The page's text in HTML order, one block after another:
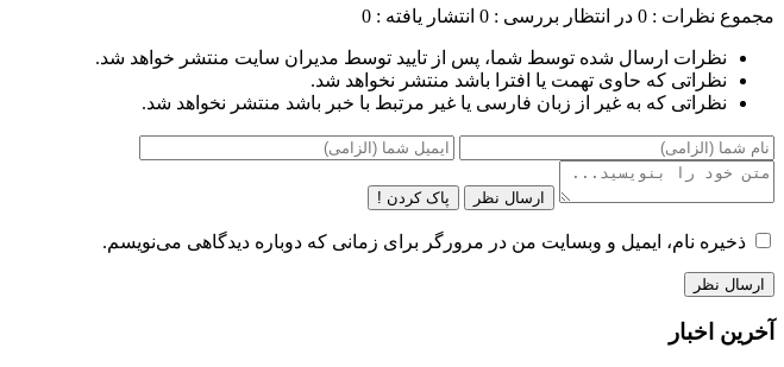
مجموع نظرات : 0 در انتظار بررسی : 0 انتشار یافته : 0
نظرات ارسال شده توسط شما، پس از تایید توسط مدیران سایت منتشر خواهد شد.
نظراتی که حاوی تهمت یا افترا باشد منتشر نخواهد شد.
نظراتی که به غیر از زبان فارسی یا غیر مرتبط با خبر باشد منتشر نخواهد شد.
ارسال نظر پاک کردن !
ذخیره نام، ایمیل و وبسایت من در مرورگر برای زمانی که دوباره دیدگاهی می‌نویسم.
آخرین اخبار